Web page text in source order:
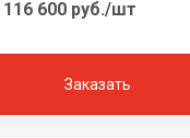
116 600 руб./шт
Заказать